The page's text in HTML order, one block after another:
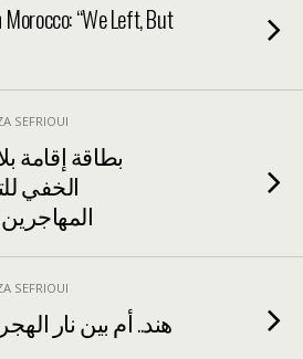
“We Left, But
SEFRIOUI
بطاقة إقامة
الخفي
SEFRIOUI
هند.. أم بين نار